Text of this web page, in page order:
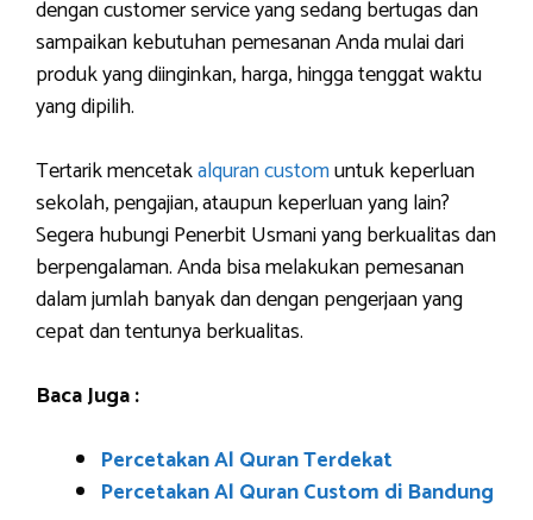
dengan customer service yang sedang bertugas dan
sampaikan kebutuhan pemesanan Anda mulai dari
produk yang diinginkan, harga, hingga tenggat waktu
yang dipilih.
Tertarik mencetakalquran customuntuk keperluan
sekolah, pengajian, ataupun keperluan yang lain?
Segera hubungi Penerbit Usmani yang berkualitas dan
berpengalaman. Anda bisa melakukan pemesanan
dalam jumlah banyak dan dengan pengerjaan yang
cepat dan tentunya berkualitas.
Baca Juga :
Percetakan Al Quran Terdekat
Percetakan Al Quran Custom di Bandung